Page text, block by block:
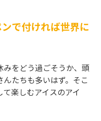
で付ければ世界に
みをどう過ごそうか、頭
たちも多いはず。そこ
楽しむアイスのアイ